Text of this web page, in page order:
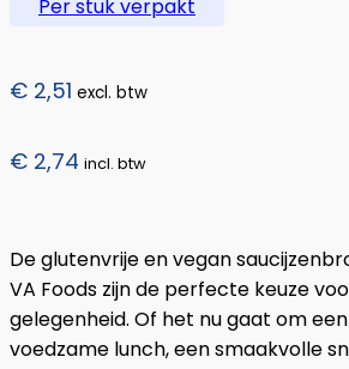
Per stuk verpakt
€ 2,51 excl. btw
€ 2,74 incl. btw
De glutenvrije en vegan
VA Foods zijn de perfecte keuze
gelegenheid. Of het nu gaat om
voedzame lunch, een smaakvolle